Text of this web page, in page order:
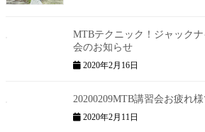
MTBテクニック！ジャック
会のお知らせ
2020年2月16日
20200209MTB講習会お疲れ
2020年2月11日